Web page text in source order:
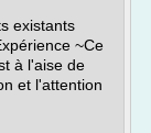
existants
~Ce
à l'aise de
et l'attention